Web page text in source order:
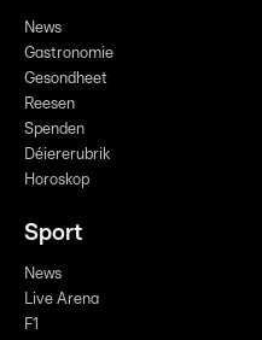
News
Gastronomie
Gesondheet
Reesen
Spenden
Déiererubrik
Horoskop
Sport
News
Live Arena
F1